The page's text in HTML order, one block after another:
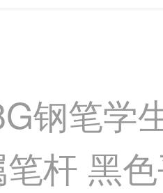
钢笔学
笔杆 黑